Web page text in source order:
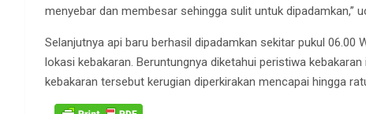
menyebar dan membesar sehingga sulit untuk dipadamkan,”
Selanjutnya api baru berhasil dipadamkan sekitar pukul 06.00
lokasi kebakaran. Beruntungnya diketahui peristiwa
kebakaran tersebut kerugian diperkirakan mencapai hingga